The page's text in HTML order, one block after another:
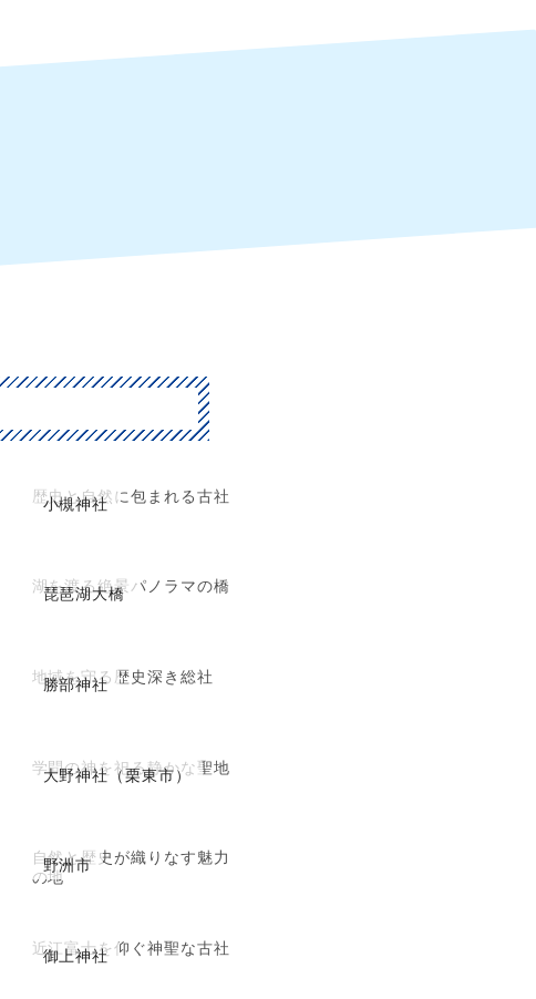
小槻神社
歴史と自然に包まれる古社
琵琶湖大橋
湖を渡る絶景パノラマの橋
勝部神社
地域を守る歴史深き総社
大野神社（栗東市）
学問の神を祀る静かな聖地
野洲市
自然と歴史が織りなす魅力
の地
御上神社
近江富士を仰ぐ神聖な古社